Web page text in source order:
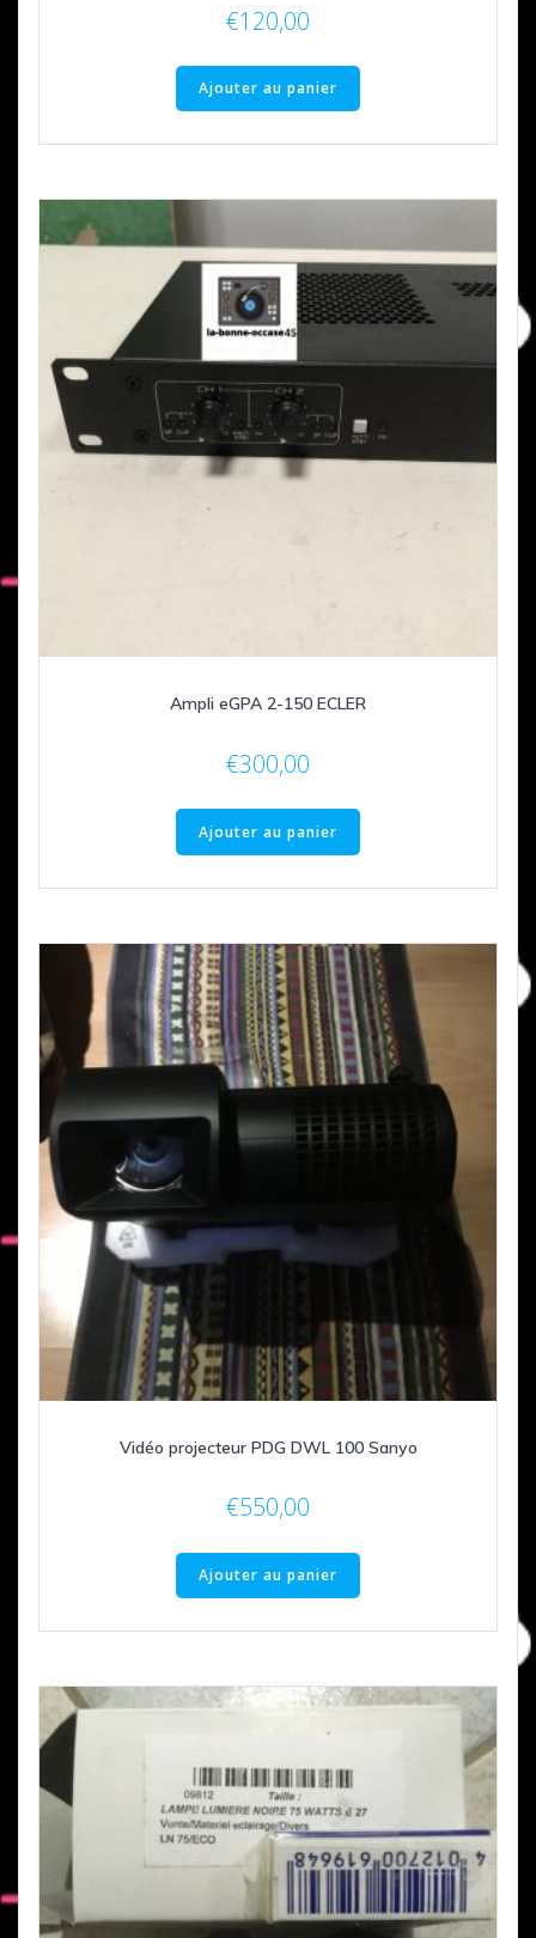
€120,00
Ajouter au panier
Ampli eGPA 2-150 ECLER
€300,00
Ajouter au panier
Vidéo projecteur PDG DWL 100 Sanyo
€550,00
Ajouter au panier